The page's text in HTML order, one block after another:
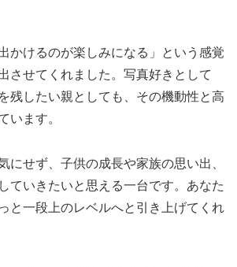
かけるのが楽しみになる」という感覚
させてくれました。写真好きとして
残したい親としても、その機動性と高
います。
にせず、子供の成長や家族の思い出、
ていきたいと思える一台です。あなた
と一段上のレベルへと引き上げてくれ